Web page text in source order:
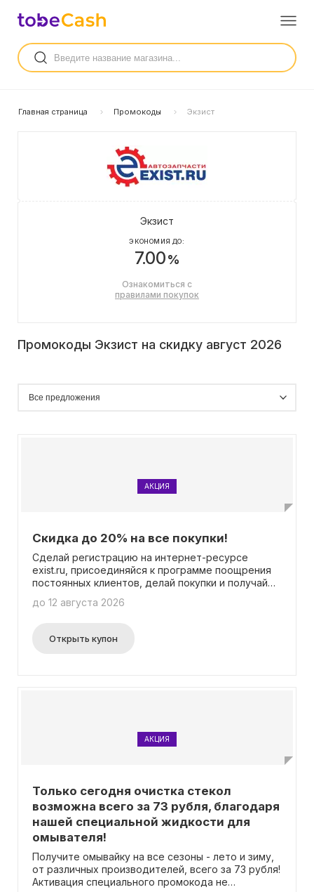
Главная страница Промокоды Экзист
Экзист
ЭКОНОМИЯ ДО:
7.00%
Ознакомиться с
правилами покупок
Промокоды Экзист на скидку август 2026
АКЦИЯ
Скидка до 20% на все покупки!
Сделай регистрацию на интернет-ресурсе
exist.ru, присоединяйся к программе поощрения
постоянных клиентов, делай покупки и получай
баллов! Используй полученные баллы для оплаты
Узнай подробности об акции на специальной
странице сайта. Не требуется ввод промокода.
до 12 августа 2026
Открыть купон
АКЦИЯ
Только сегодня очистка стекол
возможна всего за 73 рубля, благодаря
нашей специальной жидкости для
омывателя!
Получите омывайку на все сезоны - лето и зиму,
от различных производителей, всего за 73 рубля!
Активация специального промокода не